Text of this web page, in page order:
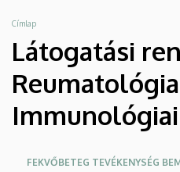
Immunológiai
Klinika
NC
Morzsa
Címlap
Látogatási
Oldalmenü
FEKVŐBETEG TEVÉKENYSÉG